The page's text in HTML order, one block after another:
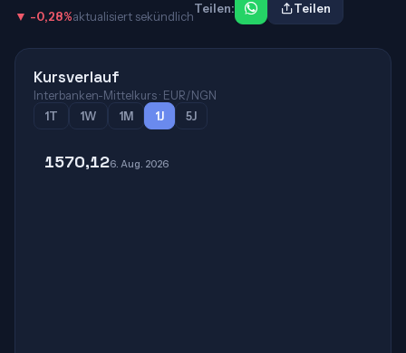
▼ -0,28%aktualisiert sekündlich
Teilen: Teilen
Kursverlauf
Interbanken-Mittelkurs · EUR/NGN
1T
1W 1M 1J 5J
1570,126. Aug. 2026